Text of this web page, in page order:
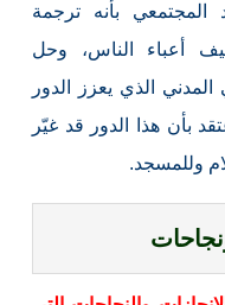
بأنه ترجمة
أعباء الناس، وحل
الذي يعزز الدور
بأن هذا الدور قد غيّر
وللمسجد.